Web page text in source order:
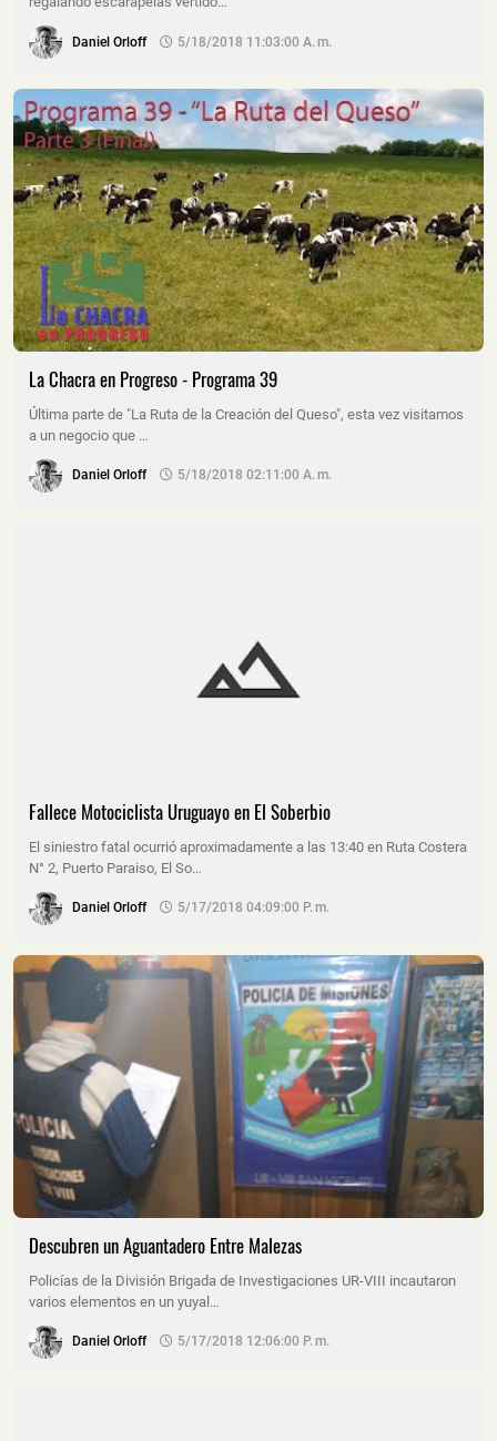
Daniel Orloff 5/18/2018 11:03:00 A. M.
La Chacra en Progreso - Programa 39
Última parte de "La Ruta de la Creación del Queso", esta vez visitamos
a un negocio que …
Daniel Orloff 5/18/2018 02:11:00 A. M.
Fallece Motociclista Uruguayo en El Soberbio
El siniestro fatal ocurrió aproximadamente a las 13:40 en Ruta Costera
N° 2, Puerto Paraiso, El So…
Daniel Orloff 5/17/2018 04:09:00 P. M.
Descubren un Aguantadero Entre Malezas
Policías de la División Brigada de Investigaciones UR-VIII incautaron
varios elementos en un yuyal…
Daniel Orloff 5/17/2018 12:06:00 P. M.